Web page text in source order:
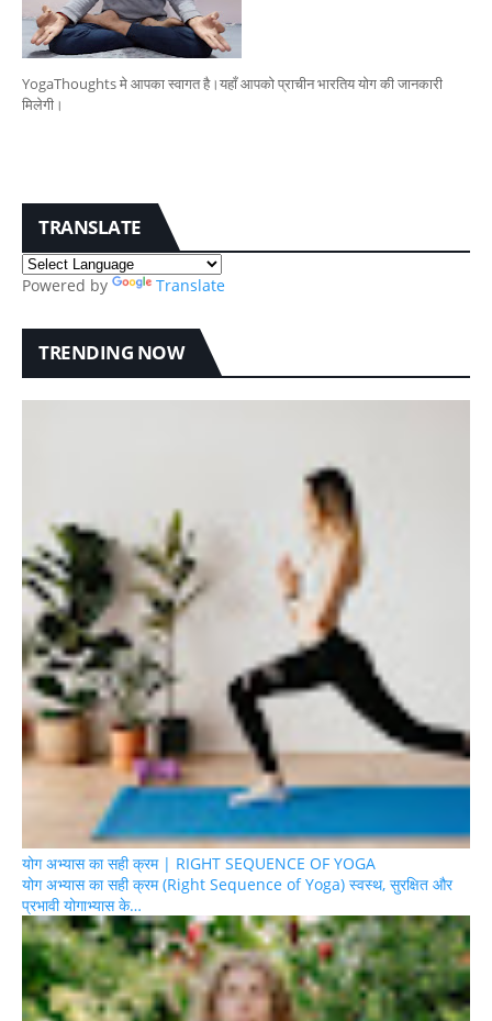
YogaThoughts मे आपका स्वागत है।यहाँ आपको प्राचीन भारतिय योग की जानकारी
मिलेगी।
TRANSLATE
Powered by Translate
TRENDING NOW
योग अभ्यास का सही क्रम | RIGHT SEQUENCE OF YOGA
योग अभ्यास का सही क्रम (Right Sequence of Yoga) स्वस्थ, सुरक्षित और
प्रभावी योगाभ्यास के…